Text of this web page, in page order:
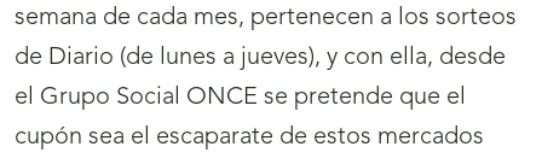
semana de cada mes, pertenecen a los sorteos
de Diario (de lunes a jueves), y con ella, desde
el Grupo Social ONCE se pretende que el
cupón sea el escaparate de estos mercados